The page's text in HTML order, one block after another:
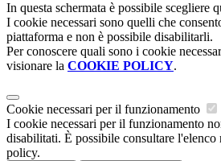
In questa schermata è possibile scegliere
I cookie necessari sono quelli che
piattaforma e non è possibile disabilitarli.
Per conoscere quali sono i cookie
visionare la COOKIE POLICY.
Cookie necessari per il funzionamento
I cookie necessari per il funzionamento
disabilitati. È possibile consultare
policy.